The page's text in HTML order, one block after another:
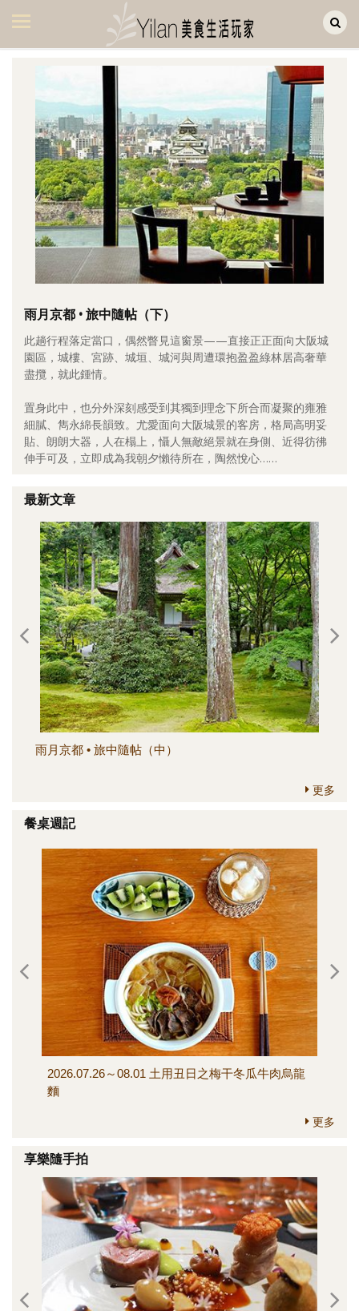
美食集
廚房集
旅遊集
旅遊美食集
生活風
書房集
日記簿
餐桌週記
享樂隨手拍
照相簿
影音區
創意出版服務
關於Yilan
個人著作
活動實況記錄
媒體報導一覽
合作與代言
訂閱電子報
雨月京都 • 旅中隨帖（下）
此趟行程落定當口，偶然瞥見這窗景——直接正正面向大阪城
園區，城樓、宮跡、城垣、城河與周遭環抱盈盈綠林居高奢華
盡攬，就此鍾情。
置身此中，也分外深刻感受到其獨到理念下所合而凝聚的雍雅
細膩、雋永綿長韻致。尤愛面向大阪城景的客房，格局高明妥
貼、朗朗大器，人在榻上，懾人無敵絕景就在身側、近得彷彿
伸手可及，立即成為我朝夕懶待所在，陶然悅心……
最新文章
雨月京都 • 旅中隨帖（中）
更多
餐桌週記
2026.07.26～08.01 土用丑日之梅干冬瓜牛肉烏龍
麵
更多
享樂隨手拍